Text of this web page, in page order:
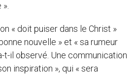
« doit puiser dans le Christ »
nouvelle » et « sa rumeur
t-il observé. Une communication
inspiration », qui « sera